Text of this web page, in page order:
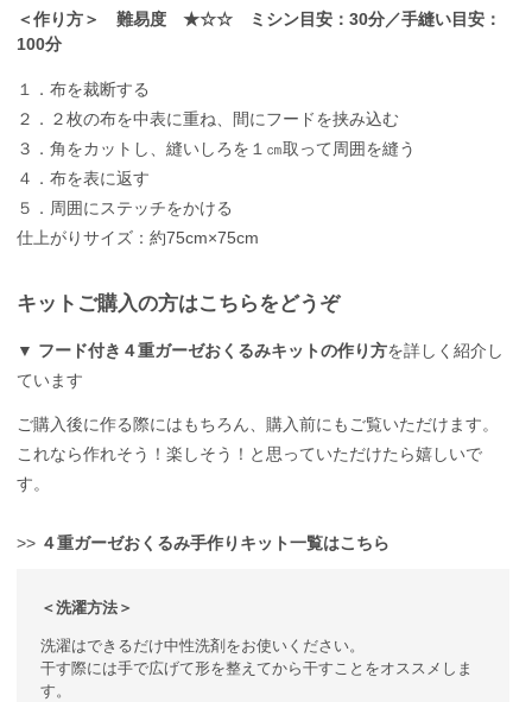
＜作り方＞ 難易度 ★☆☆ ミシン目安：30分／手縫い目安：
100分
１．布を裁断する
２．２枚の布を中表に重ね、間にフードを挟み込む
３．角をカットし、縫いしろを１㎝取って周囲を縫う
４．布を表に返す
５．周囲にステッチをかける
仕上がりサイズ：約75cm×75cm
キットご購入の方はこちらをどうぞ
▼ フード付き４重ガーゼおくるみキットの作り方を詳しく紹介し
ています
ご購入後に作る際にはもちろん、購入前にもご覧いただけます。
これなら作れそう！楽しそう！と思っていただけたら嬉しいで
す。
>> ４重ガーゼおくるみ手作りキット一覧はこちら
＜洗濯方法＞
洗濯はできるだけ中性洗剤をお使いください。
干す際には手で広げて形を整えてから干すことをオススメしま
す。